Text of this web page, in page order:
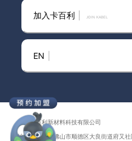
卡百
意大利
加入卡百利 JOIN KABEL
EN
广东卡百利新材料科技有限公司
地址：广东省佛山市顺德区大良街道府又